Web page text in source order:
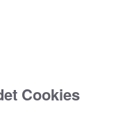
Cookies